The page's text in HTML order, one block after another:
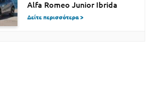
Alfa Romeo Junior Ibrida
Δείτε περισσότερα >